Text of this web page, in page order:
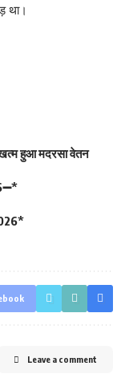
था।
हुआ मदरसा वेतन
Leave a comment